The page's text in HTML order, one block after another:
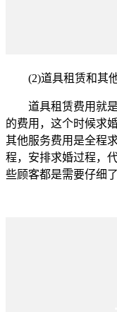
(2)道具租赁和其他
道具租赁费用就是
的费用，这个时候求
其他服务费用是全程
程，安排求婚过程，
些顾客都是需要仔细